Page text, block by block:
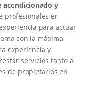
acondicionado y
profesionales en
para actuar
con la máxima
experiencia y
servicios tanto a
de propietarios en